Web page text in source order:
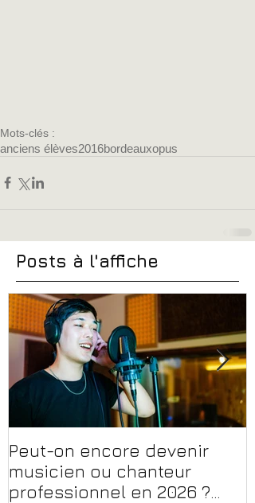
Mots-clés :
anciens élèves2016bordeauxopus
Posts à l'affiche
Peut-on encore devenir
musicien ou chanteur
professionnel en 2026 ?